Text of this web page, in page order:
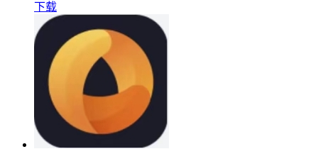
下载